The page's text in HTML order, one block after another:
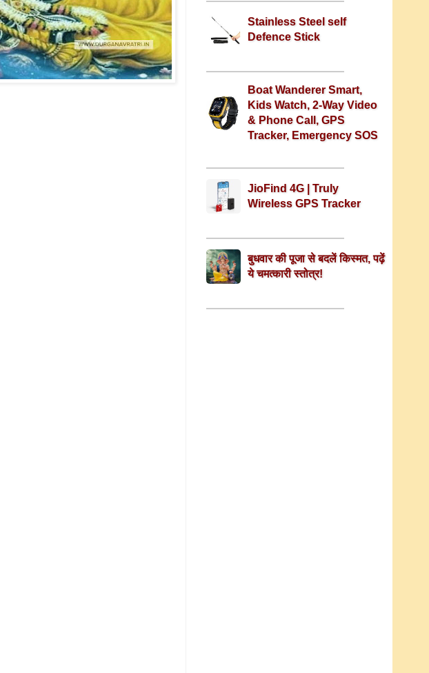
Stainless Steel self
Defence Stick
Boat Wanderer Smart,
Kids Watch, 2-Way Video
& Phone Call, GPS
Tracker, Emergency SOS
JioFind 4G | Truly
Wireless GPS Tracker
बुधवार की पूजा से बदलें किस्मत, पढ़ें
ये चमत्कारी स्तोत्र!